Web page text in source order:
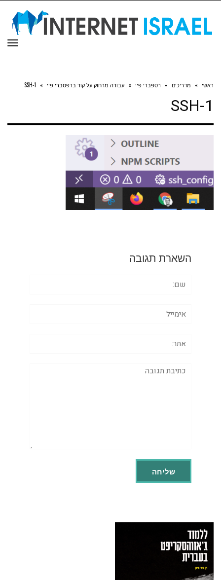
ראשי » מדריכים » רספברי פיי » עבודה מרחוק על קוד ברפסברי פיי »
SSH-1
SSH-1
השארת תגובה
תגובה